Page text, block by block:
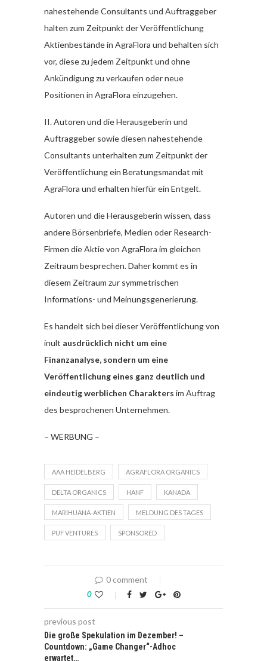
nahestehende Consultants und Auftraggeber
halten zum Zeitpunkt der Veröffentlichung
Aktienbestände in AgraFlora und behalten sich
vor, diese zu jedem Zeitpunkt und ohne
Ankündigung zu verkaufen oder neue
Positionen in AgraFlora einzugehen.
II. Autoren und die Herausgeberin und
Auftraggeber sowie diesen nahestehende
Consultants unterhalten zum Zeitpunkt der
Veröffentlichung ein Beratungsmandat mit
AgraFlora und erhalten hierfür ein Entgelt.
Autoren und die Herausgeberin wissen, dass
andere Börsenbriefe, Medien oder Research-
Firmen die Aktie von AgraFlora im gleichen
Zeitraum besprechen. Daher kommt es in
diesem Zeitraum zur symmetrischen
Informations- und Meinungsgenerierung.
Es handelt sich bei dieser Veröffentlichung von
inult ausdrücklich nicht um eine
Finanzanalyse, sondern um eine
Veröffentlichung eines ganz deutlich und
eindeutig werblichen Charakters im Auftrag
des besprochenen Unternehmen.
– WERBUNG –
AAA HEIDELBERG AGRAFLORA ORGANICS
DELTA ORGANICS HANF KANADA
MARIHUANA-AKTIEN MELDUNG DES TAGES
PUF VENTURES SPONSORED
0 comment
0
previous post
Die große Spekulation im Dezember! –
Countdown: „Game Changer“-Adhoc
erwartet…